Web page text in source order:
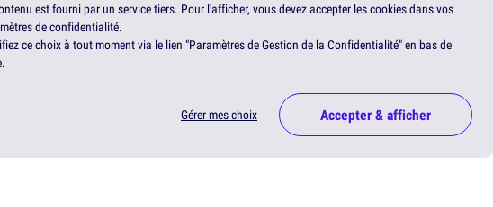
est fourni par un service tiers. Pour l'afficher, vous devez accepter les cookies dans vos
de confidentialité.
ce choix à tout moment via le lien "Paramètres de Gestion de la Confidentialité" en bas de
Gérer mes choix Accepter & afficher